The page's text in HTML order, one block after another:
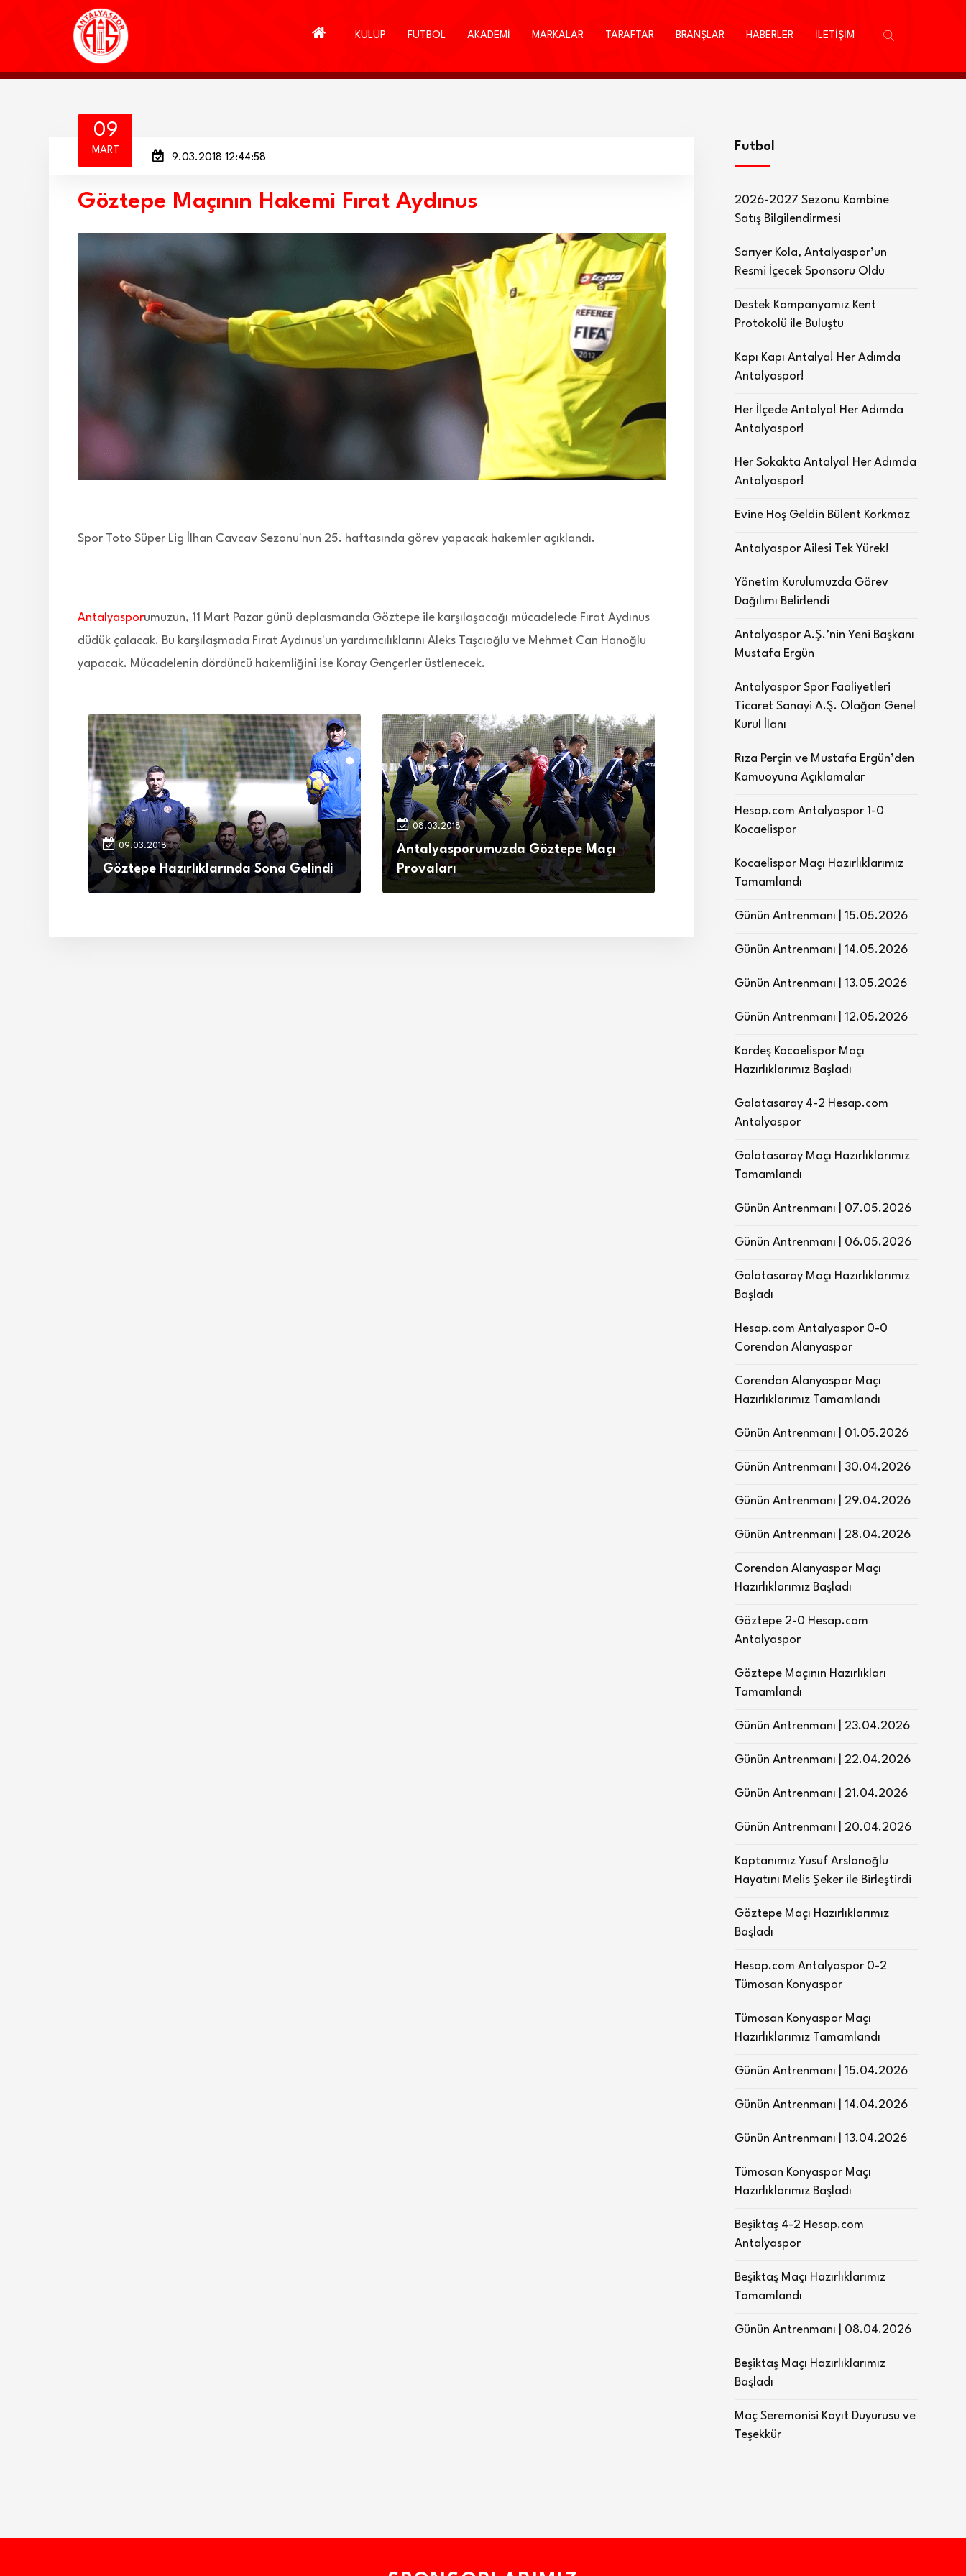
KULÜP FUTBOL AKADEMİ MARKALAR TARAFTAR BRANŞLAR HABERLER İLETİŞİM
09
MART
9.03.2018 12:44:58
Göztepe Maçının Hakemi Fırat Aydınus
Spor Toto Süper Lig İlhan Cavcav Sezonu'nun 25. haftasında görev yapacak hakemler açıklandı.
Antalyasporumuzun, 11 Mart Pazar günü deplasmanda Göztepe ile karşılaşacağı mücadelede Fırat Aydınus
düdük çalacak. Bu karşılaşmada Fırat Aydınus'un yardımcılıklarını Aleks Taşcıoğlu ve Mehmet Can Hanoğlu
yapacak. Mücadelenin dördüncü hakemliğini ise Koray Gençerler üstlenecek.
09.03.2018
Göztepe Hazırlıklarında Sona Gelindi
08.03.2018
Antalyasporumuzda Göztepe Maçı
Provaları
Futbol
2026-2027 Sezonu Kombine
Satış Bilgilendirmesi
Sarıyer Kola, Antalyaspor’un
Resmi İçecek Sponsoru Oldu
Destek Kampanyamız Kent
Protokolü ile Buluştu
Kapı Kapı Antalya! Her Adımda
Antalyaspor!
Her İlçede Antalya! Her Adımda
Antalyaspor!
Her Sokakta Antalya! Her Adımda
Antalyaspor!
Evine Hoş Geldin Bülent Korkmaz
Antalyaspor Ailesi Tek Yürek!
Yönetim Kurulumuzda Görev
Dağılımı Belirlendi
Antalyaspor A.Ş.’nin Yeni Başkanı
Mustafa Ergün
Antalyaspor Spor Faaliyetleri
Ticaret Sanayi A.Ş. Olağan Genel
Kurul İlanı
Rıza Perçin ve Mustafa Ergün’den
Kamuoyuna Açıklamalar
Hesap.com Antalyaspor 1-0
Kocaelispor
Kocaelispor Maçı Hazırlıklarımız
Tamamlandı
Günün Antrenmanı | 15.05.2026
Günün Antrenmanı | 14.05.2026
Günün Antrenmanı | 13.05.2026
Günün Antrenmanı | 12.05.2026
Kardeş Kocaelispor Maçı
Hazırlıklarımız Başladı
Galatasaray 4-2 Hesap.com
Antalyaspor
Galatasaray Maçı Hazırlıklarımız
Tamamlandı
Günün Antrenmanı | 07.05.2026
Günün Antrenmanı | 06.05.2026
Galatasaray Maçı Hazırlıklarımız
Başladı
Hesap.com Antalyaspor 0-0
Corendon Alanyaspor
Corendon Alanyaspor Maçı
Hazırlıklarımız Tamamlandı
Günün Antrenmanı | 01.05.2026
Günün Antrenmanı | 30.04.2026
Günün Antrenmanı | 29.04.2026
Günün Antrenmanı | 28.04.2026
Corendon Alanyaspor Maçı
Hazırlıklarımız Başladı
Göztepe 2-0 Hesap.com
Antalyaspor
Göztepe Maçının Hazırlıkları
Tamamlandı
Günün Antrenmanı | 23.04.2026
Günün Antrenmanı | 22.04.2026
Günün Antrenmanı | 21.04.2026
Günün Antrenmanı | 20.04.2026
Kaptanımız Yusuf Arslanoğlu
Hayatını Melis Şeker ile Birleştirdi
Göztepe Maçı Hazırlıklarımız
Başladı
Hesap.com Antalyaspor 0-2
Tümosan Konyaspor
Tümosan Konyaspor Maçı
Hazırlıklarımız Tamamlandı
Günün Antrenmanı | 15.04.2026
Günün Antrenmanı | 14.04.2026
Günün Antrenmanı | 13.04.2026
Tümosan Konyaspor Maçı
Hazırlıklarımız Başladı
Beşiktaş 4-2 Hesap.com
Antalyaspor
Beşiktaş Maçı Hazırlıklarımız
Tamamlandı
Günün Antrenmanı | 08.04.2026
Beşiktaş Maçı Hazırlıklarımız
Başladı
Maç Seremonisi Kayıt Duyurusu ve
Teşekkür